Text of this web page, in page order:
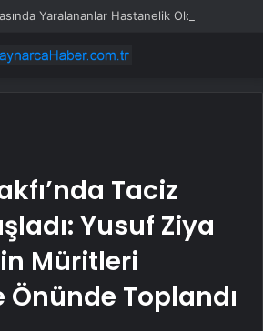
Yaralananlar Hastanelik Oldu
Taciz
Yusuf Ziya
Müritleri
Toplandı